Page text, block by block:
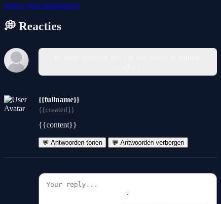
arena cyberkampioenen
💭 Reacties
{{fullname}}
{{created}}
{{content}}
💬 Antwoorden tonen 💬 Antwoorden verbergen